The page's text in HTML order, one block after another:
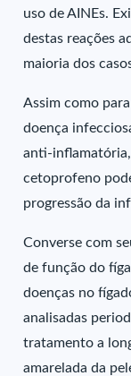
uso de AINEs.
destas reações
maioria dos
Assim como
doença
anti-
cetoprofeno
progressão da
Converse com
de função do
doenças no
analisadas
tratamento a
amarelada da